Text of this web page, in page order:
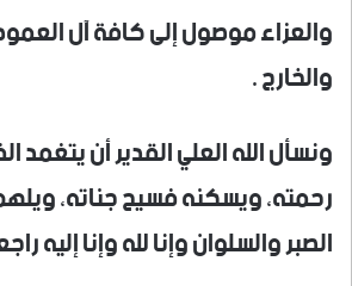
والعزاء موصول إلى كافة آل
والخارج .
ونسأل الله العلي القدير أن يتغمد
رحمته، ويسكنه فسيح جناته،
الصبر والسلوان وإنا لله وإنا إليه